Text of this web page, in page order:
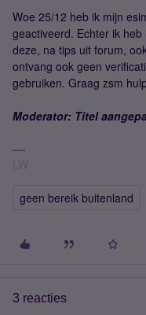
Woe 25/12 heb ik mijn
geactiveerd. Echter ik
deze, na tips uit forum,
ontvang ook geen
gebruiken. Graag zsm
Moderator: Titel
LW
geen bereik buitenland
3 reacties